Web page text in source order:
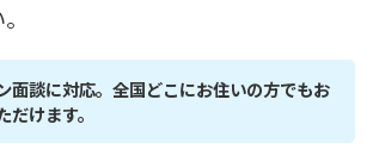
面談に対応。全国どこにお住いの方でもお
だけます。